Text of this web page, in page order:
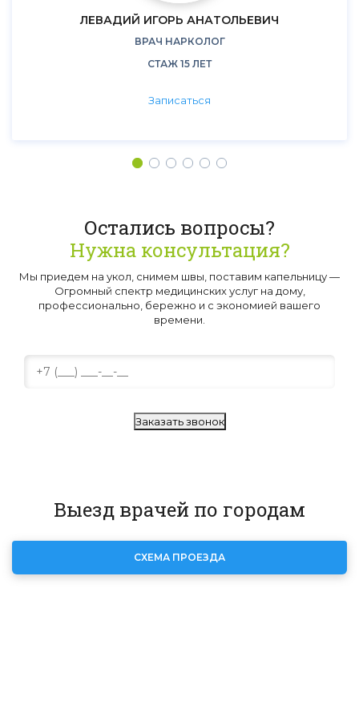
ЛЕВАДИЙ ИГОРЬ АНАТОЛЬЕВИЧ
ВРАЧ НАРКОЛОГ
СТАЖ 15 ЛЕТ
Записаться
Остались вопросы?
Нужна консультация?
Мы приедем на укол, снимем швы, поставим капельницу —
Огромный спектр медицинских услуг на дому,
профессионально, бережно и с экономией вашего
времени.
Заказать звонок
Выезд врачей по городам
СХЕМА ПРОЕЗДА